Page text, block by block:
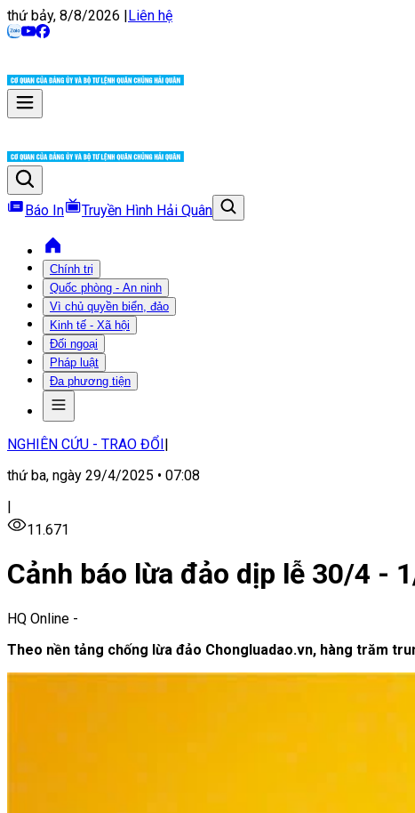
thứ bảy, 8/8/2026 |Liên hệ
Báo In Truyền Hình Hải Quân
Chính trị
Quốc phòng - An ninh
Vì chủ quyền biển, đảo
Kinh tế - Xã hội
Đối ngoại
Pháp luật
Đa phương tiện
NGHIÊN CỨU - TRAO ĐỔI|
thứ ba, ngày 29/4/2025 • 07:08
|
11.671
Cảnh báo lừa đảo dịp lễ 30/4 -
HQ Online -
Theo nền tảng chống lừa đảo Chongluadao.vn, hàng trăm